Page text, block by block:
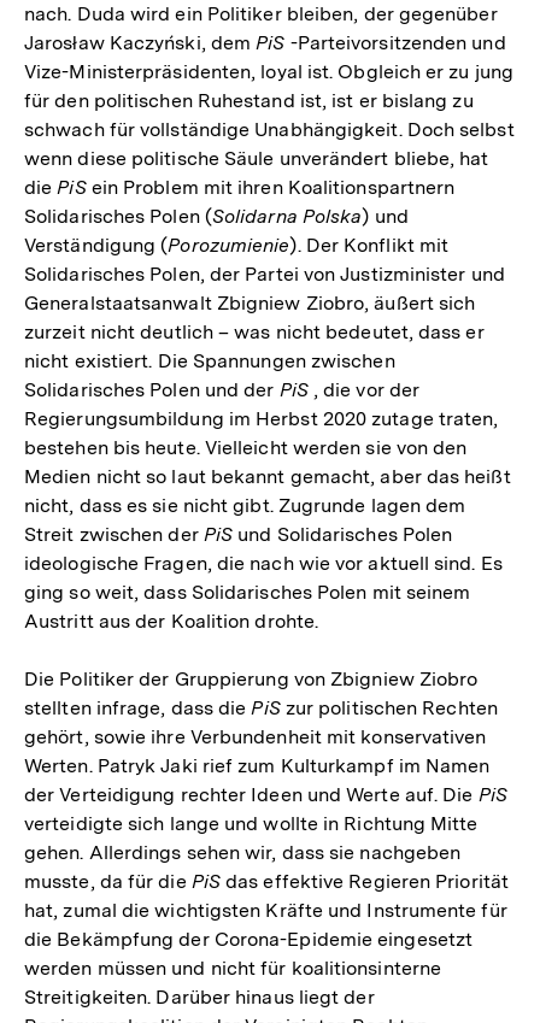
nach. Duda wird ein Politiker bleiben, der gegenüber
Jarosław Kaczyński, demPiS -Parteivorsitzenden und
Vize-Ministerpräsidenten, loyal ist. Obgleich er zu jung
für den politischen Ruhestand ist, ist er bislang zu
schwach für vollständige Unabhängigkeit. Doch selbst
wenn diese politische Säule unverändert bliebe, hat
diePiSein Problem mit ihren Koalitionspartnern
Solidarisches Polen (Solidarna Polska) und
Verständigung (Porozumienie). Der Konflikt mit
Solidarisches Polen, der Partei von Justizminister und
Generalstaatsanwalt Zbigniew Ziobro, äußert sich
zurzeit nicht deutlich – was nicht bedeutet, dass er
nicht existiert. Die Spannungen zwischen
Solidarisches Polen und der PiS, die vor der
Regierungsumbildung im Herbst 2020 zutage traten,
bestehen bis heute. Vielleicht werden sie von den
Medien nicht so laut bekannt gemacht, aber das heißt
nicht, dass es sie nicht gibt. Zugrunde lagen dem
Streit zwischen der PiS und Solidarisches Polen
ideologische Fragen, die nach wie vor aktuell sind. Es
ging so weit, dass Solidarisches Polen mit seinem
Austritt aus der Koalition drohte.
Die Politiker der Gruppierung von Zbigniew Ziobro
stellten infrage, dass diePiSzur politischen Rechten
gehört, sowie ihre Verbundenheit mit konservativen
Werten. Patryk Jaki rief zum Kulturkampf im Namen
der Verteidigung rechter Ideen und Werte auf. Die PiS
verteidigte sich lange und wollte in Richtung Mitte
gehen. Allerdings sehen wir, dass sie nachgeben
musste, da für die PiS das effektive Regieren Priorität
hat, zumal die wichtigsten Kräfte und Instrumente für
die Bekämpfung der Corona-Epidemie eingesetzt
werden müssen und nicht für koalitionsinterne
Streitigkeiten. Darüber hinaus liegt der